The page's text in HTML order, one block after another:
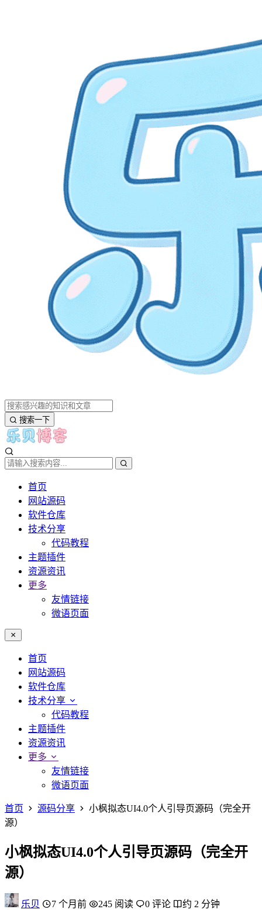
搜索一下
首页
网站源码
软件仓库
技术分享
代码教程
主题插件
资源资讯
更多
友情链接
微语页面
首页
网站源码
软件仓库
技术分享
代码教程
主题插件
资源资讯
更多
友情链接
微语页面
首页 源码分享
小枫拟态UI4.0个人引导页源码（完全开
源）
小枫拟态UI4.0个人引导页源码（完全开
源）
乐贝 7 个月前 245 阅读 0 评论 约 2 分钟